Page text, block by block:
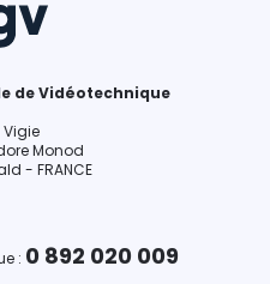
de Vidéotechnique
Vigie
Monod
- FRANCE
: 0 892 020 009